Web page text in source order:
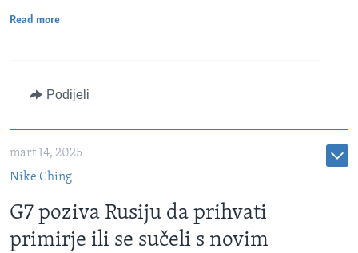
Read more
Podijeli
mart 14, 2025
Nike Ching
G7 poziva Rusiju da prihvati
primirje ili se sučeli s novim